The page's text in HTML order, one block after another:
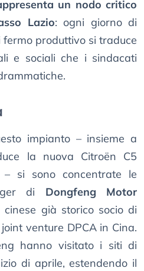
un nodo critico
Lazio: ogni giorno di
produttivo si traduce
e sociali che i sindacati
impianto – insieme a
la nuova Citroën C5
si sono concentrate le
di Dongfeng Motor
cinese già storico socio di
venture DPCA in Cina.
hanno visitato i siti di
di aprile, estendendo il